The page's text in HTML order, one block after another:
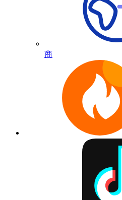
商